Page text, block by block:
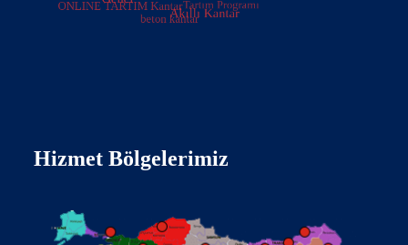
Hizmet Bölgelerimiz